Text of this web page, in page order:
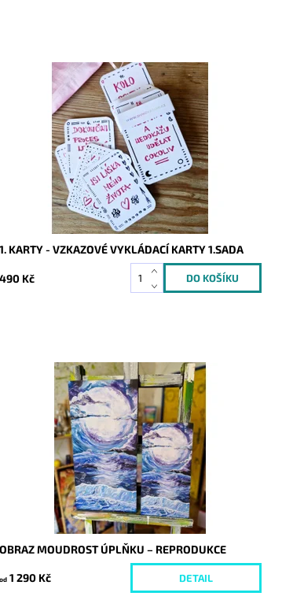
Dostupnost:
Skladem
9340
1. KARTY - VZKAZOVÉ VYKLÁDACÍ KARTY 1.SADA
490 Kč
Dostupnost:
Skladem
9710/REP/20
OBRAZ MOUDROST ÚPLŇKU – REPRODUKCE
od1 290 Kč DETAIL